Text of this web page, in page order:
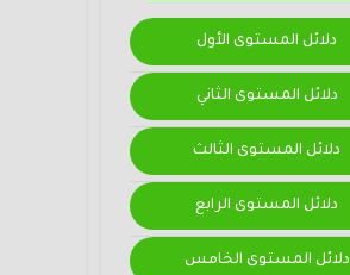
دلائل المستوى الأول
دلائل المستوى الثاني
دلائل المستوى الثالث
دلائل المستوى الرابع
دلائل المستوى الخامس